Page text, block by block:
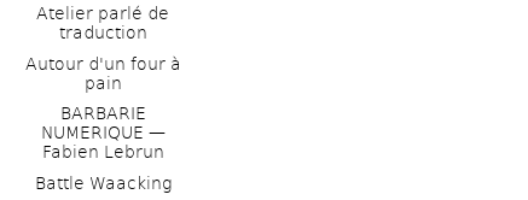
Atelier parlé de
traduction
Autour d'un four à
pain
BARBARIE
NUMERIQUE —
Fabien Lebrun
Battle Waacking